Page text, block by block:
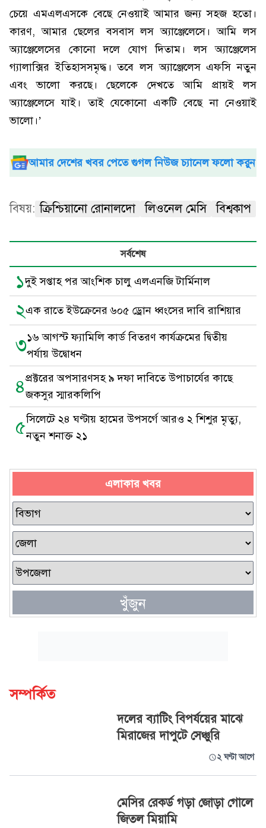
চেয়ে এমএলএসকে বেছে নেওয়াই আমার জন্য সহজ হতো।
কারণ, আমার ছেলের বসবাস লস অ্যাঞ্জেলেসে। আমি লস
অ্যাঞ্জেলেসের কোনো দলে যোগ দিতাম। লস অ্যাঞ্জেলেস
গ্যালাক্সির ইতিহাসসমৃদ্ধ। তবে লস অ্যাঞ্জেলেস এফসি নতুন
এবং ভালো করছে। ছেলেকে দেখতে আমি প্রায়ই লস
অ্যাঞ্জেলেসে যাই। তাই যেকোনো একটি বেছে না নেওয়াই
ভালো।’
আমার দেশের খবর পেতে গুগল নিউজ চ্যানেল ফলো করুন
বিষয়: ক্রিশ্চিয়ানো রোনালদো লিওনেল মেসি বিশ্বকাপ
সর্বশেষ
১দুই সপ্তাহ পর আংশিক চালু এলএনজি টার্মিনাল
২এক রাতে ইউক্রেনের ৬০৫ ড্রোন ধ্বংসের দাবি রাশিয়ার
৩১৬ আগস্ট ফ্যামিলি কার্ড বিতরণ কার্যক্রমের দ্বিতীয়
পর্যায় উদ্বোধন
৪প্রক্টরের অপসারণসহ ৯ দফা দাবিতে উপাচার্যের কাছে
জকসুর স্মারকলিপি
৫সিলেটে ২৪ ঘণ্টায় হামের উপসর্গে আরও ২ শিশুর মৃত্যু,
নতুন শনাক্ত ২১
এলাকার খবর
খুঁজুন
সম্পর্কিত
দলের ব্যাটিং বিপর্যয়ের মাঝে
মিরাজের দাপুটে সেঞ্চুরি
২ ঘণ্টা আগে
মেসির রেকর্ড গড়া জোড়া গোলে
জিতল মিয়ামি